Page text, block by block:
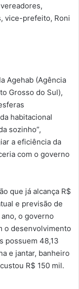
vice-prefeito, Roni
Agehab (Agência
Grosso do Sul),
habitacional
sozinho”,
a eficiência da
com o governo
que já alcança R$
e previsão de
o governo
o desenvolvimento
possuem 48,13
e jantar, banheiro
R$ 150 mil.